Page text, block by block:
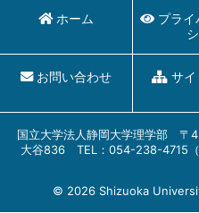
ホーム
プライ
お問い合わせ サ
国立大学法人静岡大学理学部
大谷836 TEL：054-238-4715（
© 2026 Shizuoka